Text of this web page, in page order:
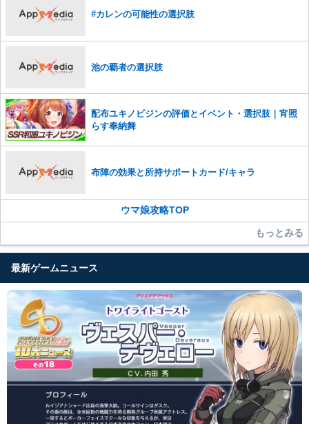
かじめご理解くださいませ。
#カレンの可能性の選択肢
池の覇者の選択肢
配布ユキノビジンの評価とイベント・選択肢｜宵照
らす奉納舞
布陣の効果と所持サポートカード/キャラ
ウマ娘攻略TOP
もっとみる
最新ゲームニュース